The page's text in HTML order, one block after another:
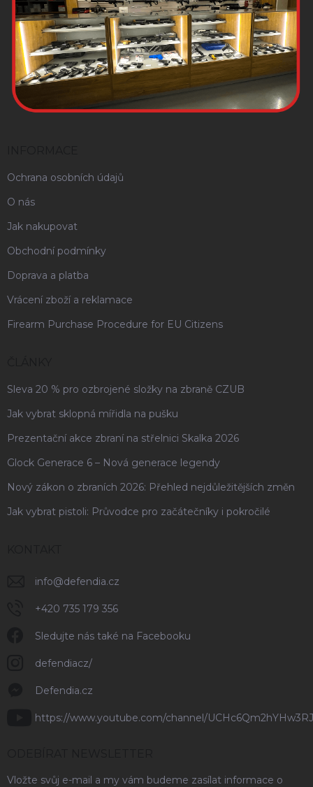
Ochrana osobních údajů
O nás
Jak nakupovat
Obchodní podmínky
Doprava a platba
Vrácení zboží a reklamace
Firearm Purchase Procedure for EU Citizens
Sleva 20 % pro ozbrojené složky na zbraně CZUB
Jak vybrat sklopná mířidla na pušku
Prezentační akce zbraní na střelnici Skalka 2026
Glock Generace 6 – Nová generace legendy
Nový zákon o zbraních 2026: Přehled nejdůležitějších změn
Jak vybrat pistoli: Průvodce pro začátečníky i pokročilé
info@defendia.cz
+420 735 179 356
Sledujte nás také na Facebooku
defendiacz/
Defendia.cz
https://www.youtube.com/channel/
Vložte svůj e-mail a my vám budeme zasílat informace o